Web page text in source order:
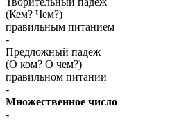
(Кем? Чем?)
правильным питанием
-
Предложный падеж
(О ком? О чем?)
правильном питании
-
Множественное число
-